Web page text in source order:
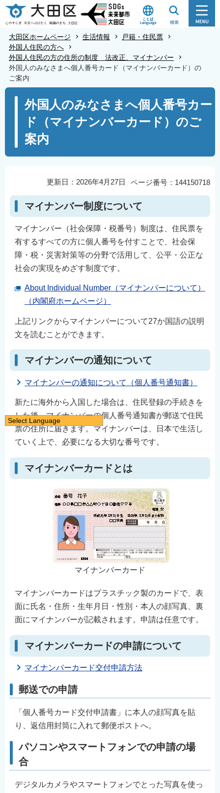
こ
の
先
大田区ホームページ 生活情報
戸籍・住民票
外国人住民の方へ
外国人住民の方の住所の制度 法改正、マイナンバー
外国人のみなさまへ個人番号カード（マイナンバーカード）の
ご案内
外国人のみなさまへ個人番号カー
ド（マイナンバーカード）のご
案内
ページ番号：144150718
更新日：2026年4月27日
マイナンバー制度について
マイナンバー（社会保障・税番号）制度は、住民票を
有するすべての方に個人番号を付すことで、社会保
障・税・災害対策等の分野で活用して、公平・公正な
社会の実現をめざす制度です。
About Individual Number（マイナンバーについて）
（内閣府ホームページ）
上記リンクからマイナンバーについて27か国語の説明
文を読むことができます。
マイナンバーの通知について
マイナンバーの通知について（個人番号通知書）
新たに海外から入国した場合は、住民登録の手続きを
した後、マイナンバーの個人番号通知書が郵送で住民
票の住所に届きます。マイナンバーは、日本で生活し
ていく上で、必要になる大切な番号です。
マイナンバーカードとは
マイナンバーカード
マイナンバーカードはプラスチック製のカードで、表
面に氏名・住所・生年月日・性別・本人の顔写真、裏
面にマイナンバーが記載されます。申請は任意です。
マイナンバーカードの申請について
マイナンバーカード交付申請方法
郵送での申請
「個人番号カード交付申請書」に本人の顔写真を貼
り、返信用封筒に入れて郵便ポストへ。
パソコンやスマートフォンでの申請の場
合
デジタルカメラやスマートフォンでとった写真を使っ
Select Language
日本語
简体中文
繁體中文